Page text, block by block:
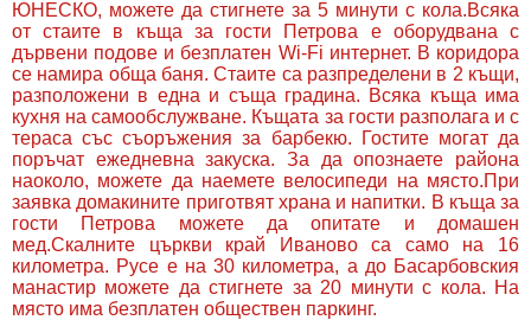
ЮНЕСКО, можете да стигнете за 5 минути с кола.Всяка
от стаите в къща за гости Петрова е оборудвана с
дървени подове и безплатен Wi-Fi интернет. В коридора
се намира обща баня. Стаите са разпределени в 2 къщи,
разположени в една и съща градина. Всяка къща има
кухня на самообслужване. Къщата за гости разполага и с
тераса със съоръжения за барбекю. Гостите могат да
поръчат ежедневна закуска. За да опознаете района
наоколо, можете да наемете велосипеди на място.При
заявка домакините приготвят храна и напитки. В къща за
гости Петрова можете да опитате и домашен
мед.Скалните църкви край Иваново са само на 16
километра. Русе е на 30 километра, а до Басарбовския
манастир можете да стигнете за 20 минути с кола. На
място има безплатен обществен паркинг.